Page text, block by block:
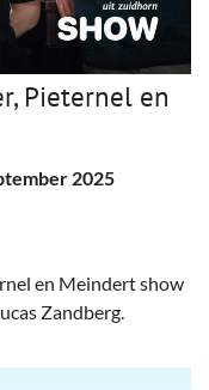
Pieternel en
2025
en Meindert show
Zandberg.